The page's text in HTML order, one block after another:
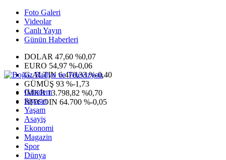
Foto Galeri
Videolar
Canlı Yayın
Günün Haberleri
DOLAR 47,60 %0,07
EURO 54,97 %-0,06
G.ALTIN6.470,33 %-0,40
GÜMÜŞ 93 %-1,73
IMKB13.798,82 %0,70
BITCOIN 64.700 %-0,05
Gündem
Siyaset
Yaşam
Asayiş
Ekonomi
Magazin
Spor
Dünya